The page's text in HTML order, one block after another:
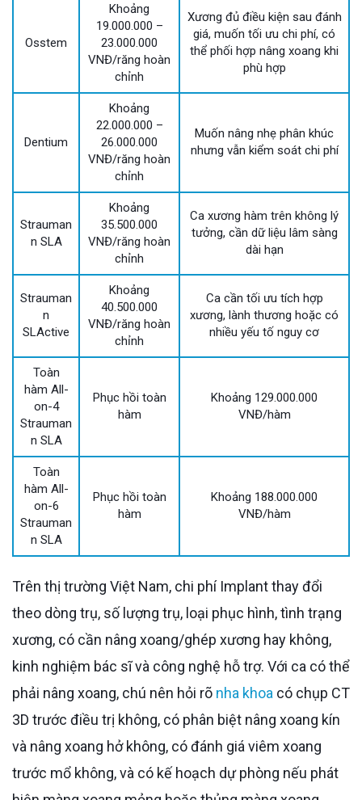
Osstem
Khoảng
19.000.000 –
23.000.000
VNĐ/răng hoàn
chỉnh
Xương đủ điều kiện sau đánh
giá, muốn tối ưu chi phí, có
thể phối hợp nâng xoang khi
phù hợp
Dentium
Khoảng
22.000.000 –
26.000.000
VNĐ/răng hoàn
chỉnh
Muốn nâng nhẹ phân khúc
nhưng vẫn kiểm soát chi phí
Strauman
n SLA
Khoảng
35.500.000
VNĐ/răng hoàn
chỉnh
Ca xương hàm trên không lý
tưởng, cần dữ liệu lâm sàng
dài hạn
Strauman
n
SLActive
Khoảng
40.500.000
VNĐ/răng hoàn
chỉnh
Ca cần tối ưu tích hợp
xương, lành thương hoặc có
nhiều yếu tố nguy cơ
Toàn
hàm All-
on-4
Strauman
n SLA
Phục hồi toàn
hàm
Khoảng 129.000.000
VNĐ/hàm
Toàn
hàm All-
on-6
Strauman
n SLA
Phục hồi toàn
hàm
Khoảng 188.000.000
VNĐ/hàm
Trên thị trường Việt Nam, chi phí Implant thay đổi
theo dòng trụ, số lượng trụ, loại phục hình, tình trạng
xương, có cần nâng xoang/ghép xương hay không,
kinh nghiệm bác sĩ và công nghệ hỗ trợ. Với ca có thể
phải nâng xoang, chú nên hỏi rõ nha khoa có chụp CT
3D trước điều trị không, có phân biệt nâng xoang kín
và nâng xoang hở không, có đánh giá viêm xoang
trước mổ không, và có kế hoạch dự phòng nếu phát